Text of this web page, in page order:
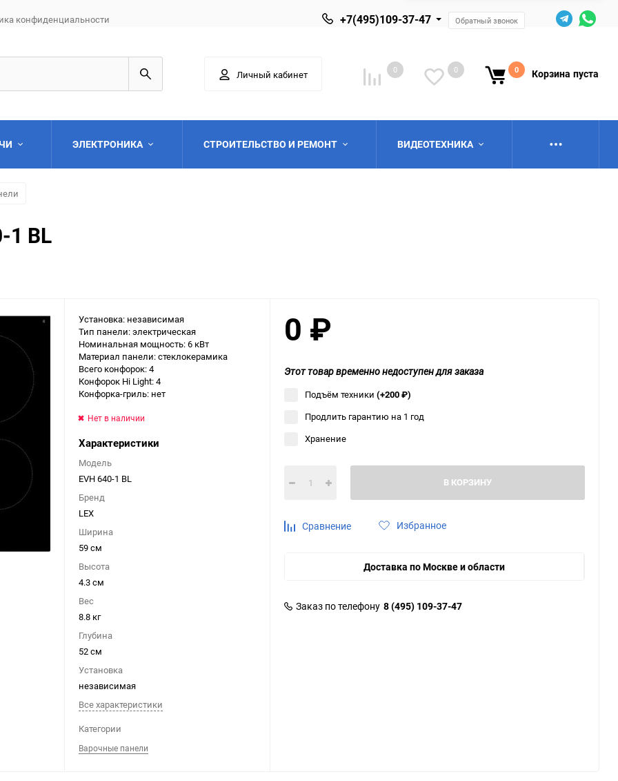
конфиденциальности +7(495)109-37-47 Обратный звонок
Личный кабинет 0 0 0 Корзина пуста
Выберите категорию
Выберите категорию
ЭЛЕКТРОНИКА СТРОИТЕЛЬСТВО И РЕМОНТ
Выберите категорию
ВИДЕОТЕХНИКА
1 BL
Установка: независимая
Тип панели: электрическая
Номинальная мощность: 6 кВт
Материал панели: стеклокерамика
Всего конфорок: 4
Конфорок Hi Light: 4
Конфорка-гриль: нет
Нет в наличии
Характеристики
Модель
EVH 640-1 BL
Бренд
LEX
Ширина
59 см
Высота
4.3 см
Вес
8.8 кг
Глубина
52 см
Установка
независимая
Все характеристики
Категории
Варочные панели
0 ₽
Этот товар временно недоступен для заказа
Подъём техники (+200₽)
Продлить гарантию на 1 год
Хранение
В КОРЗИНУ
Сравнение Избранное
Доставка по Москве и области
Заказ по телефону 8 (495) 109-37-47